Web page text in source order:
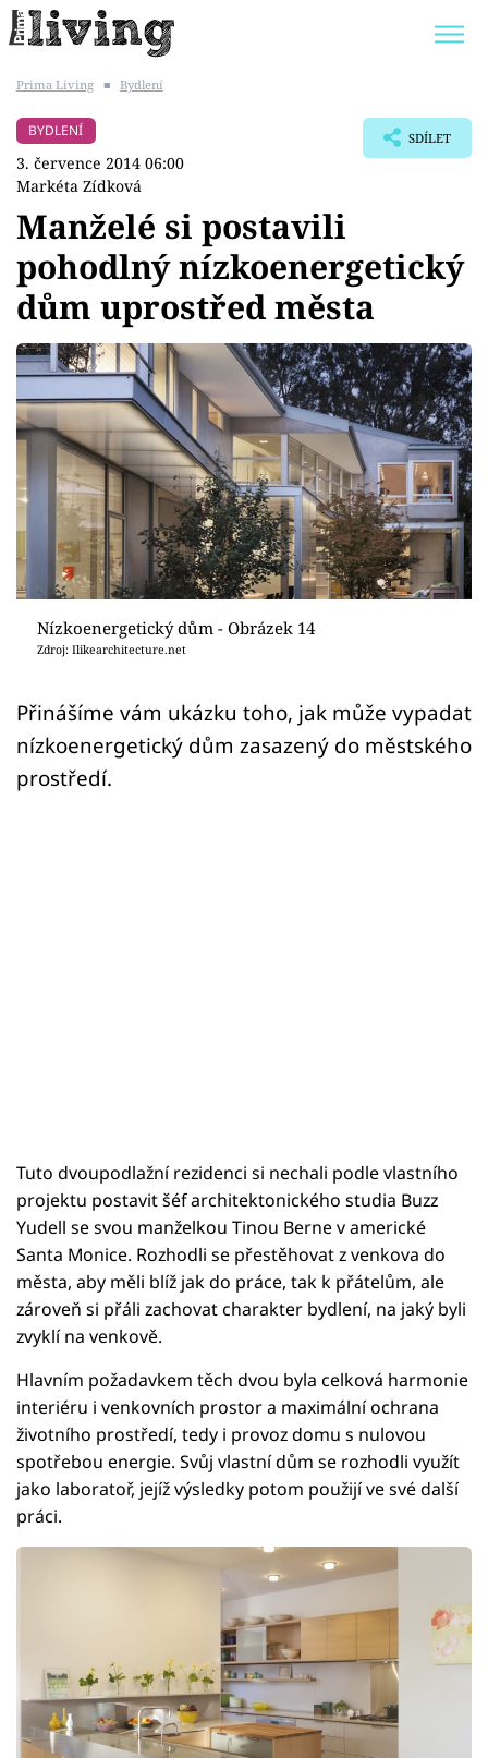
BYDLENÍ SLAVNÝCH
Témata
Bydlení
Zahrada
Design
Sledujte prima+
Přihlášení
Sledujte nás
Prima Living ■ Bydlení
BYDLENÍ
3. července 2014 06:00
Markéta Zídková
SDÍLET
Manželé si postavili
pohodlný nízkoenergetický
dům uprostřed města
Nízkoenergetický dům - Obrázek 14
Zdroj: Ilikearchitecture.net
Přinášíme vám ukázku toho, jak může vypadat
nízkoenergetický dům zasazený do městského
prostředí.
Tuto dvoupodlažní rezidenci si nechali podle vlastního
projektu postavit šéf architektonického studia Buzz
Yudell se svou manželkou Tinou Berne v americké
Santa Monice. Rozhodli se přestěhovat z venkova do
města, aby měli blíž jak do práce, tak k přátelům, ale
zároveň si přáli zachovat charakter bydlení, na jaký byli
zvyklí na venkově.
Hlavním požadavkem těch dvou byla celková harmonie
interiéru i venkovních prostor a maximální ochrana
životního prostředí, tedy i provoz domu s nulovou
spotřebou energie. Svůj vlastní dům se rozhodli využít
jako laboratoř, jejíž výsledky potom použijí ve své další
práci.